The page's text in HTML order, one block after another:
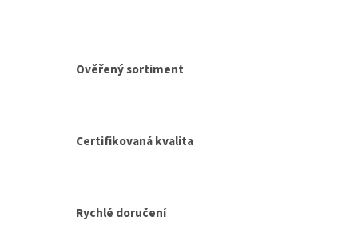
Ověřený sortiment
Certifikovaná kvalita
Rychlé doručení